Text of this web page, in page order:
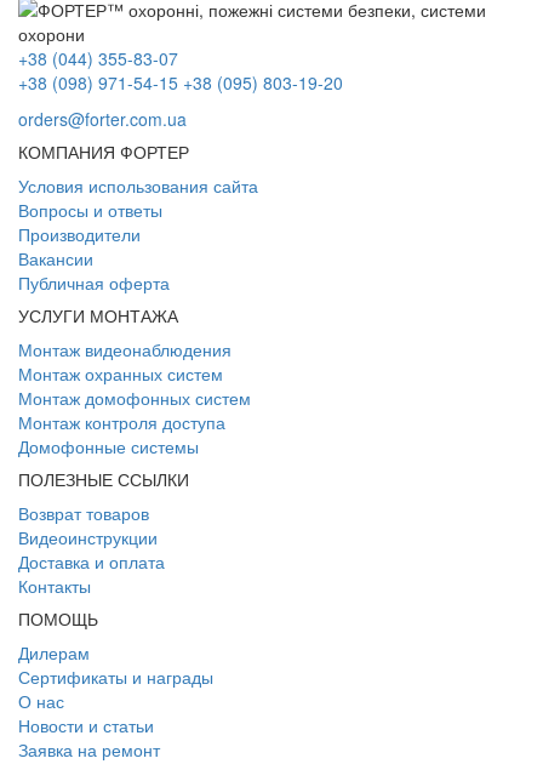
+38 (044) 355-83-07
+38 (098) 971-54-15 +38 (095) 803-19-20
orders@forter.com.ua
КОМПАНИЯ ФОРТЕР
Условия использования сайта
Вопросы и ответы
Производители
Вакансии
Публичная оферта
УСЛУГИ МОНТАЖА
Монтаж видеонаблюдения
Монтаж охранных систем
Монтаж домофонных систем
Монтаж контроля доступа
Домофонные системы
ПОЛЕЗНЫЕ ССЫЛКИ
Возврат товаров
Видеоинструкции
Доставка и оплата
Контакты
ПОМОЩЬ
Дилерам
Сертификаты и награды
О нас
Новости и статьи
Заявка на ремонт